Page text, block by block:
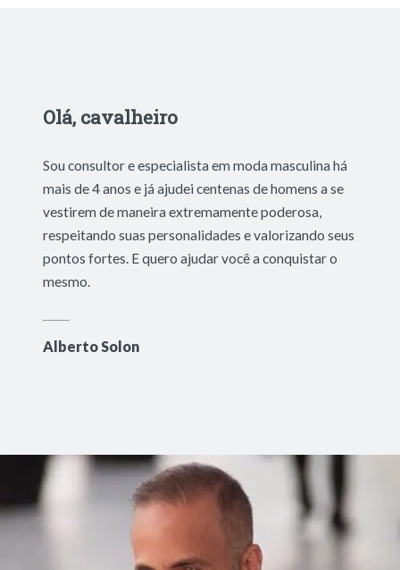
Olá, cavalheiro
Sou consultor e especialista em moda masculina há
mais de 4 anos e já ajudei centenas de homens a se
vestirem de maneira extremamente poderosa,
respeitando suas personalidades e valorizando seus
pontos fortes. E quero ajudar você a conquistar o
mesmo.
Alberto Solon